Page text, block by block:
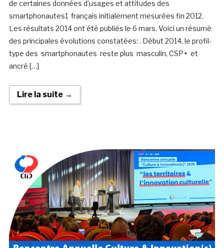
de certaines données d’usages et attitudes des
smartphonautes1 français initialement mesurées fin 2012.
Les résultats 2014 ont été publiés le 6 mars. Voici un résumé
des principales évolutions constatées: . Début 2014, le profil-
type des smartphonautes reste plus masculin, CSP+ et
ancré […]
Lire la suite →